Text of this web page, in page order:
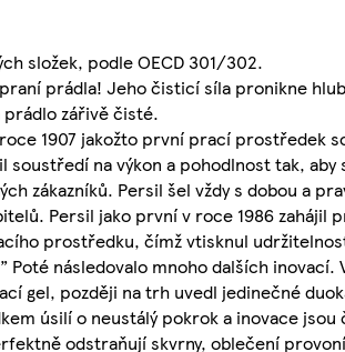
složek, podle OECD 301/302.
prádla! Jeho čisticí síla pronikne
prádlo zářivě čisté.
1907 jakožto první prací prostředek
soustředí na výkon a pohodlnost tak,
zákazníků. Persil šel vždy s dobou a
Persil jako první v roce 1986 zahájil
prostředku, čímž vtisknul
Poté následovalo mnoho dalších inovací.
gel, později na trh uvedl jedinečné
úsilí o neustálý pokrok a inovace
odstraňují skvrny, oblečení